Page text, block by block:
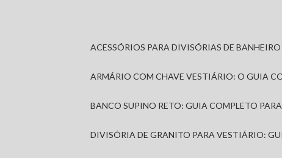
ACESSÓRIOS PARA DIVISÓRIAS DE
ARMÁRIO COM CHAVE VESTIÁRIO: O GUIA
BANCO SUPINO RETO: GUIA COMPLETO
DIVISÓRIA DE GRANITO PARA VESTIÁRIO: